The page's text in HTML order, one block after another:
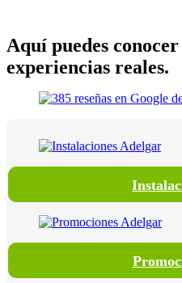
Aquí puedes
experiencias reales.